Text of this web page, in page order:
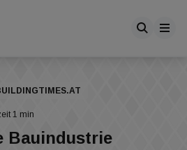
1 min
Bauindustrie